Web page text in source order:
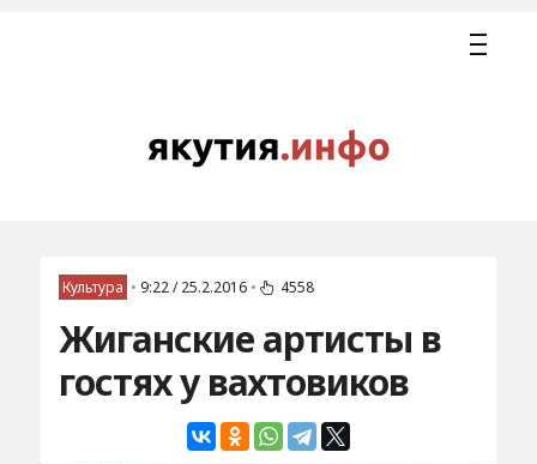
Культура • 9:22 / 25.2.2016 • 4558
Жиганские артисты в
гостях у вахтовиков